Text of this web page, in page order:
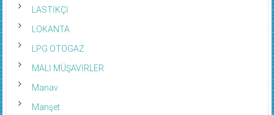
LASTİKÇİ
LOKANTA
LPG OTOGAZ
MALİ MÜŞAVİRLER
Manav
Manşet